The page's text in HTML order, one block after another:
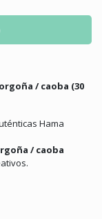
/ caoba (30
Hama
/ caoba